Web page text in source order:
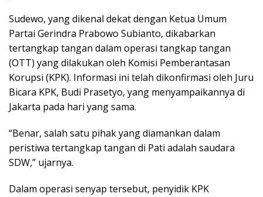
Sudewo, yang dikenal dekat dengan Ketua Umum
Partai Gerindra Prabowo Subianto, dikabarkan
tertangkap tangan dalam operasi tangkap tangan
(OTT) yang dilakukan oleh Komisi Pemberantasan
Korupsi (KPK). Informasi ini telah dikonfirmasi oleh Juru
Bicara KPK, Budi Prasetyo, yang menyampaikannya di
Jakarta pada hari yang sama.
“Benar, salah satu pihak yang diamankan dalam
peristiwa tertangkap tangan di Pati adalah saudara
SDW,” ujarnya.
Dalam operasi senyap tersebut, penyidik KPK